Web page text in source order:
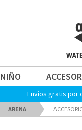
NIÑO
Envíos gratis por
ARENA